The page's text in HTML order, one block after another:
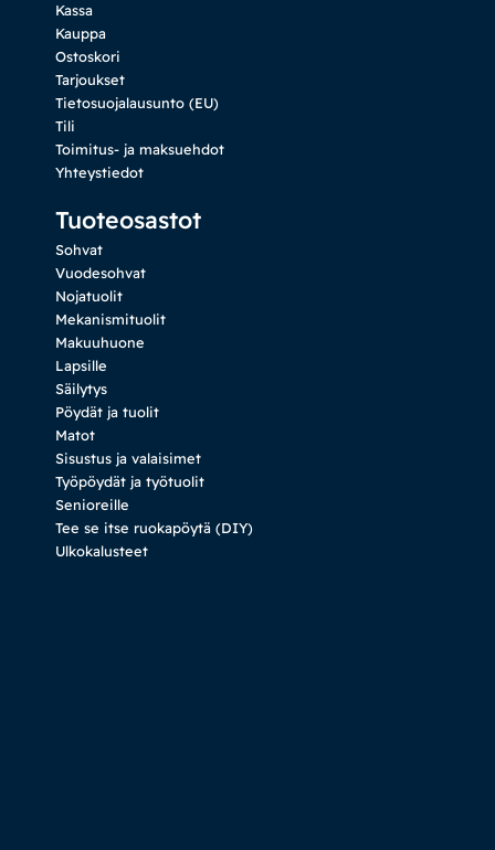
Kassa
Kauppa
Ostoskori
Tarjoukset
Tietosuojalausunto (EU)
Tili
Toimitus- ja maksuehdot
Yhteystiedot
Tuoteosastot
Sohvat
Vuodesohvat
Nojatuolit
Mekanismituolit
Makuuhuone
Lapsille
Säilytys
Pöydät ja tuolit
Matot
Sisustus ja valaisimet
Työpöydät ja työtuolit
Senioreille
Tee se itse ruokapöytä (DIY)
Ulkokalusteet